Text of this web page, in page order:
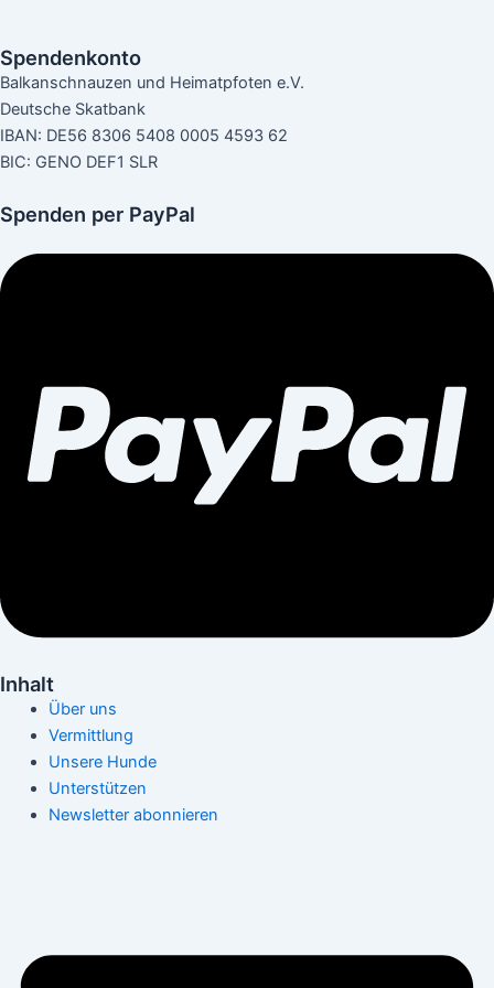
Spendenkonto
Balkanschnauzen und Heimatpfoten e.V.
Deutsche Skatbank
IBAN: DE56 8306 5408 0005 4593 62
BIC: GENO DEF1 SLR
Spenden per PayPal
Inhalt
Über uns
Vermittlung
Unsere Hunde
Unterstützen
Newsletter abonnieren